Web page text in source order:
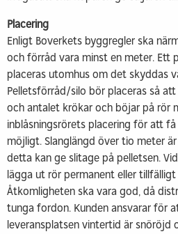
Placering
Enligt Boverkets byggregler ska
och förråd vara minst en meter. Ett
placeras utomhus om det skyddas
Pelletsförråd/silo bör placeras så
och antalet krökar och böjar på rör
inblåsningsrörets placering för att
möjligt. Slanglängd över tio meter
detta kan ge slitage på pelletsen.
lägga ut rör permanent eller tillfälligt
Åtkomligheten ska vara god, då
tunga fordon. Kunden ansvarar för
leveransplatsen vintertid är snöröjd